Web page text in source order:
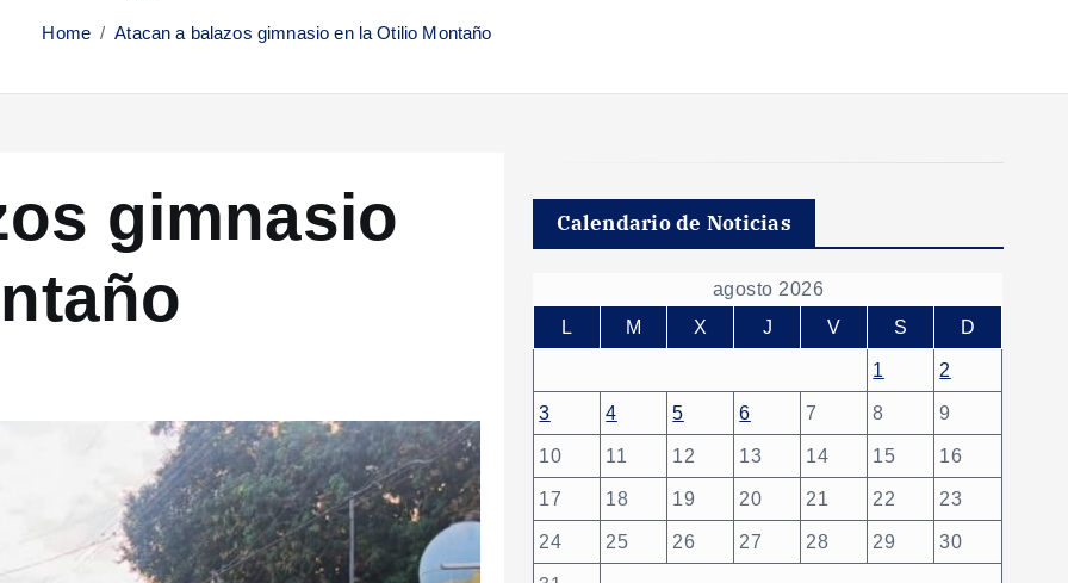
Home Atacan a balazos gimnasio en la Otilio Montaño
gimnasio
Calendario de Noticias
agosto 2026
L
M X J V S D
1 2
3 4 5 6 7 8 9
10 11 12 13 14 15 16
17 18 19 20 21 22 23
24 25 26 27 28 29 30